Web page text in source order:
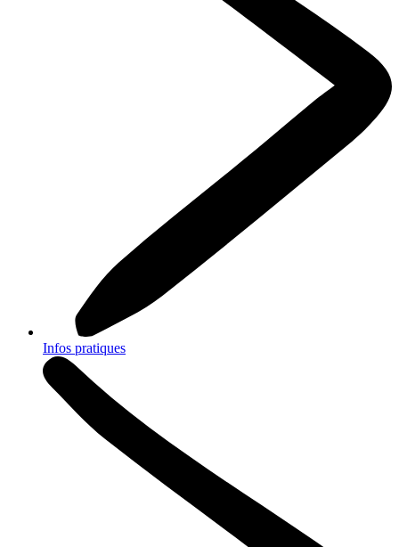
Infos pratiques